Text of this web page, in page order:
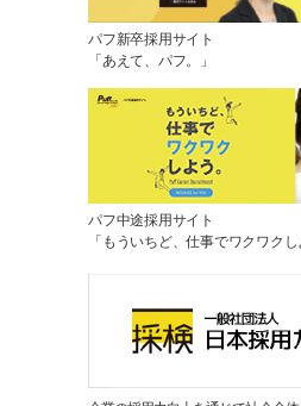
パフ新卒採用サイト
「あえて、パフ。」
パフ中途採用サイト
「もういちど、仕事でワクワクし